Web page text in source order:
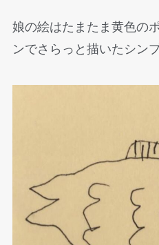
娘の絵はたまたま黄色の
ンでさらっと描いたシン